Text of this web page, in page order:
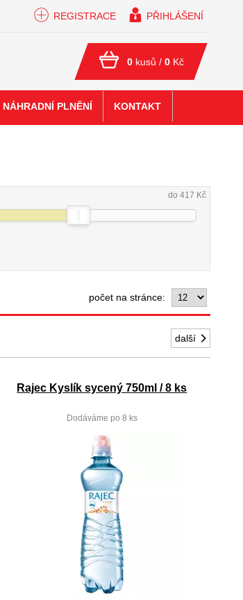
do 417 Kč
počet na stránce:
další
Rajec Kyslík sycený 750ml / 8 ks
Dodáváme po 8 ks
REGISTRACE PŘIHLÁŠENÍ
0 kusů /0 Kč
NÁHRADNÍ PLNĚNÍ KONTAKT